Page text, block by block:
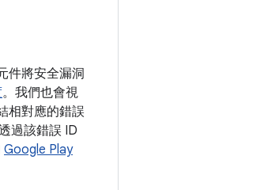
件將安全漏洞
。我們也會視
相對應的錯誤
過該錯誤 ID
Google Play